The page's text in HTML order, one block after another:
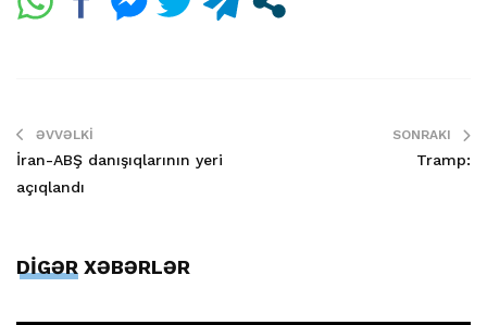
ƏVVƏLKI
İran-ABŞ danışıqlarının yeri
açıqlandı
SONRAKI
Tramp:
DİGƏR XƏBƏRLƏR